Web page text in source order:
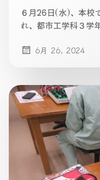
６月26日(水)、本校
れ、都市工学科３
6月 26, 2024